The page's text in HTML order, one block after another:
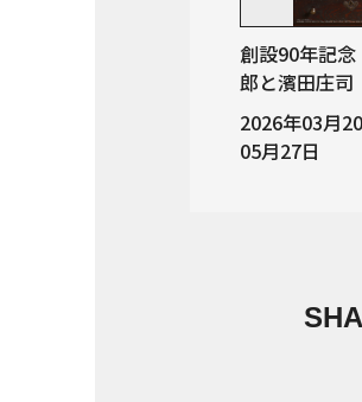
創設90年記
郎と濱田庄司
2026年03月
05月27日